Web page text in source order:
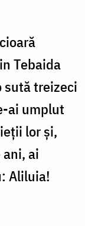
Tebaida
sută treizeci
ai umplut
lor şi,
ai
Aliluia!